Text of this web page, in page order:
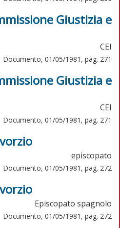
Giustizia e
CEI
Documento, 01/05/1981, pag. 271
Giustizia e
CEI
Documento, 01/05/1981, pag. 271
episcopato
Documento, 01/05/1981, pag. 272
Episcopato spagnolo
Documento, 01/05/1981, pag. 272